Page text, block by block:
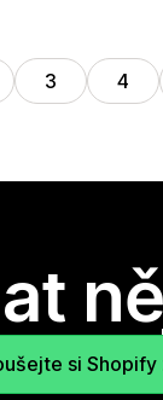
3 4
si Shopify